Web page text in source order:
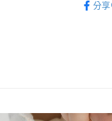
每筆
季皆宜
分享